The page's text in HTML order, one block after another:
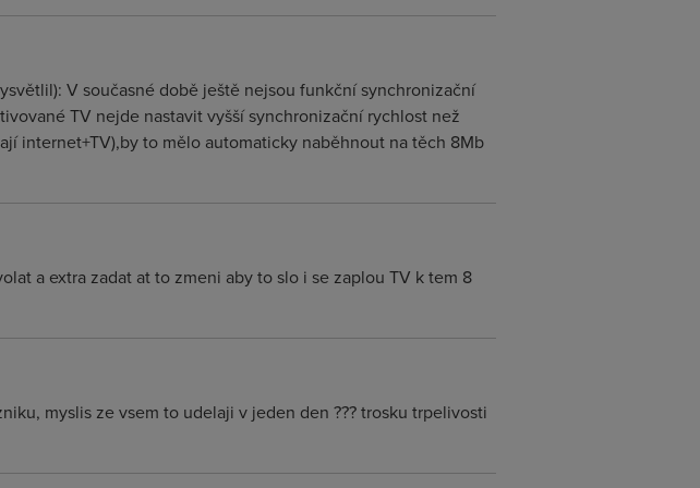
V současné době ještě nejsou funkční synchronizační
TV nejde nastavit vyšší synchronizační rychlost než
internet+TV),by to mělo automaticky naběhnout na těch 8Mb
a extra zadat at to zmeni aby to slo i se zaplou TV k tem 8
myslis ze vsem to udelaji v jeden den ??? trosku trpelivosti